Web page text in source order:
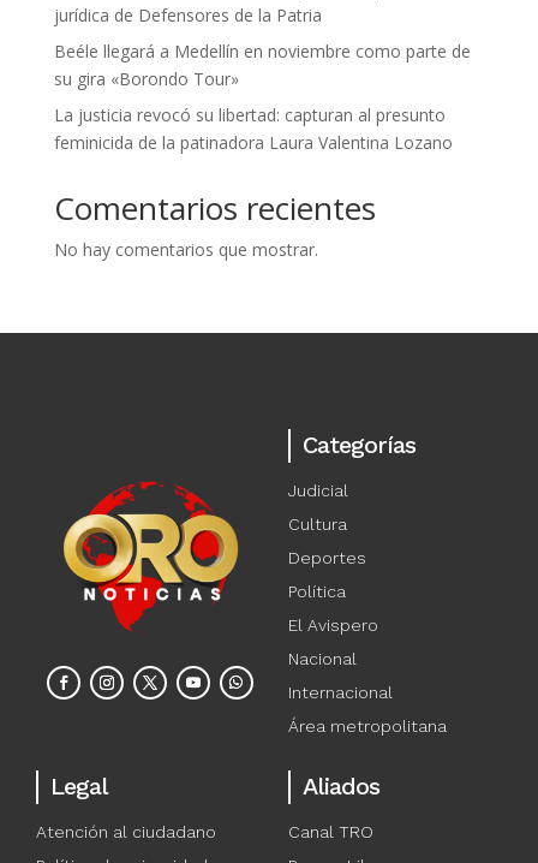
jurídica de Defensores de la Patria
Beéle llegará a Medellín en noviembre como parte de
su gira «Borondo Tour»
La justicia revocó su libertad: capturan al presunto
feminicida de la patinadora Laura Valentina Lozano
Comentarios recientes
No hay comentarios que mostrar.
Categorías
Judicial
Cultura
Deportes
Política
El Avispero
Nacional
Internacional
Área metropolitana
Legal
Atención al ciudadano
Aliados
Canal TRO